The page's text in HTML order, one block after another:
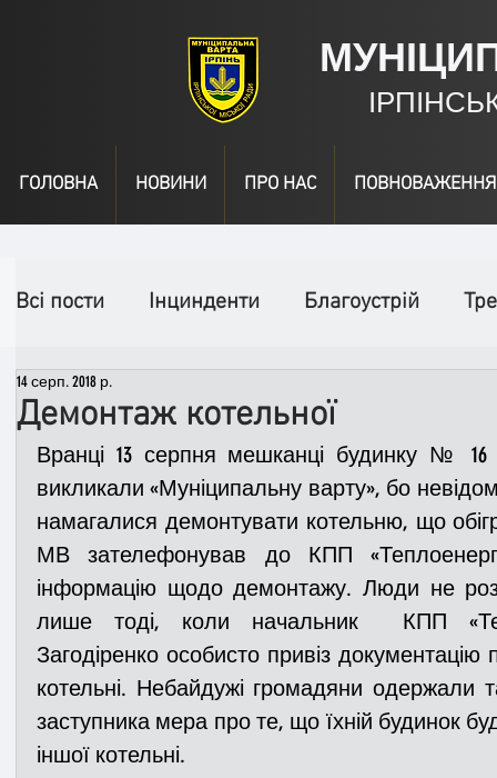
ГОЛОВНА НОВИНИ ПРО НАС ПОВНОВАЖЕННЯ
Всі пости Інцинденти Благоустрій
День народження
Спільні заходи Надзвичайні заходи
Медицина Новини ДТП
Адмінпротокол Свята Поліція
Війна Розмінування
Демонтаж котельної
14 серп. 2018 р.
Вранці 13 серпня мешканці будинку № 16
викликали «Муніципальну варту», бо
намагалися демонтувати котельню, що
МВ зателефонував до КПП
інформацію щодо демонтажу. Люди не
лише тоді, коли начальник  КПП
Загодіренко особисто привіз документацію
котельні. Небайдужі громадяни одержали
заступника мера про те, що їхній будинок
іншої котельні.